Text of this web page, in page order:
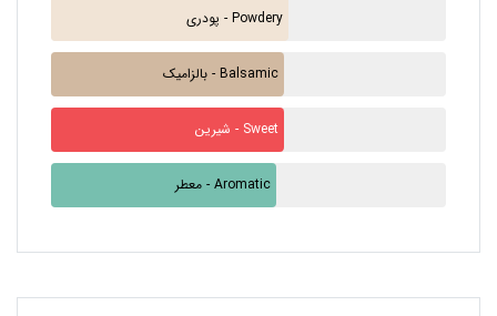
پودری - Powdery
بالزامیک - Balsamic
شیرین - Sweet
معطر - Aromatic